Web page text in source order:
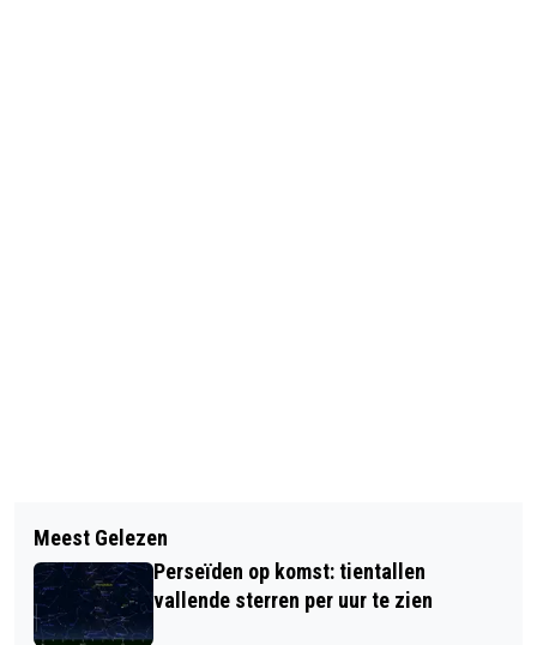
TIENTALLEN VLUCHTEN
GEANNULEERD OP SCHIPHOL OM
HARDE WIND
INSPECTIE KEURT 37,5 PROCENT VAN
GETEST KINDERVUURWERK AF
Meest Gelezen
Perseïden op komst: tientallen
vallende sterren per uur te zien